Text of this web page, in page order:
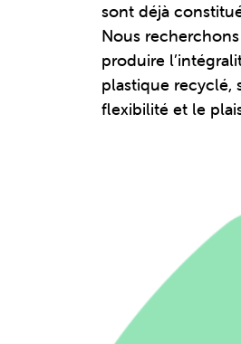
sont déjà
Nous
produire
plastique recyclé,
flexibilité et le